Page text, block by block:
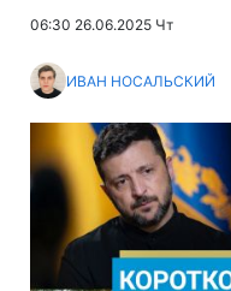
06:30 26.06.2025 Чт
ИВАН НОСАЛЬСКИЙ